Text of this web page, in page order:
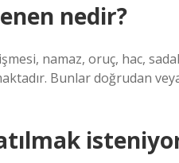
nedir?
namaz, oruç, hac,
Bunlar doğrudan